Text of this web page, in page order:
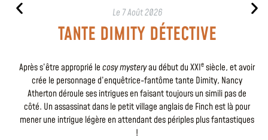
Le 7 Août 2026
TANTE DIMITY DÉTECTIVE
Après s’être approprié lecosy mysteryau début du XXIesiècle, et avoir
crée le personnage d’enquêtrice-fantôme tante Dimity, Nancy
Atherton déroule ses intrigues en faisant toujours un simili pas de
côté. Un assassinat dans le petit village anglais de Finch est là pour
mener une intrigue légère en attendant des périples plus fantastiques
!